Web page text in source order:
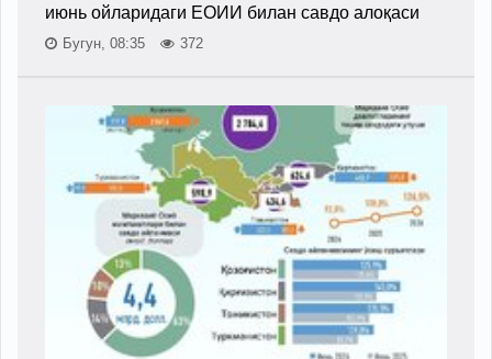
июнь ойларидаги ЕОИИ билан савдо алоқаси
Бугун, 08:35 372